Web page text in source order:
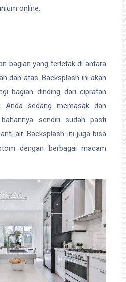
online.
bagian yang terletak di antara
dan atas. Backsplash ini akan
bagian dinding dari cipratan
Anda sedang memasak dan
sendiri sudah pasti
air. Backsplash ini juga bisa
dengan berbagai macam